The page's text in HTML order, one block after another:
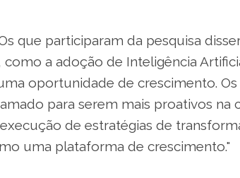
que participaram da pesquisa
como a adoção de Inteligência
oportunidade de crescimento. Os
para serem mais proativos na
de estratégias de
uma plataforma de crescimento."